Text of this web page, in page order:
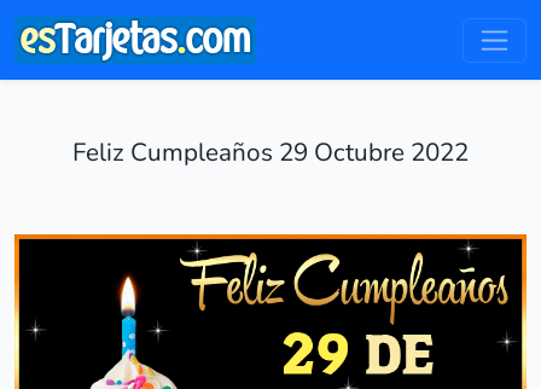
Feliz Cumpleaños 29 Octubre 2022